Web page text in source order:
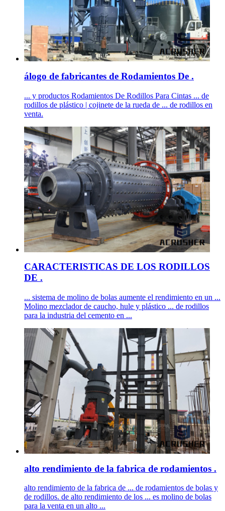
álogo de fabricantes de Rodamientos De .
... y productos Rodamientos De Rodillos Para Cintas ... de
rodillos de plástico | cojinete de la rueda de ... de rodillos en
venta.
CARACTERISTICAS DE LOS RODILLOS
DE .
... sistema de molino de bolas aumente el rendimiento en un ...
Molino mezclador de caucho, hule y plástico ... de rodillos
para la industria del cemento en ...
alto rendimiento de la fabrica de rodamientos .
alto rendimiento de la fabrica de ... de rodamientos de bolas y
de rodillos. de alto rendimiento de los ... es molino de bolas
para la venta en un alto ...